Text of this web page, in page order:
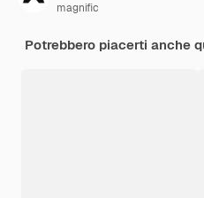
magnific
Potrebbero piacerti anche